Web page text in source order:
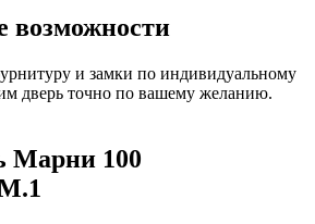
возможности
и замки по индивидуальному
дверь точно по вашему желанию.
Марни 100